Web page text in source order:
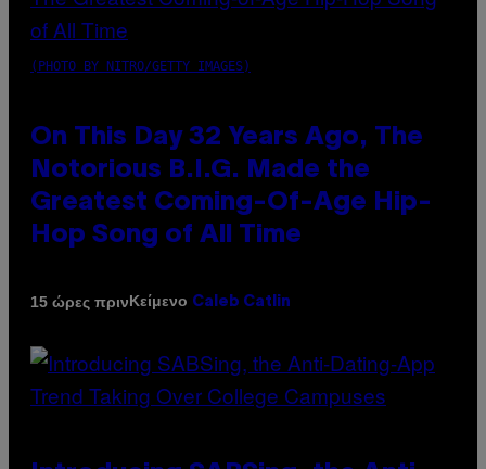
(PHOTO BY NITRO/GETTY IMAGES)
On This Day 32 Years Ago, The
Notorious B.I.G. Made the
Greatest Coming-Of-Age Hip-
Hop Song of All Time
15 ώρες πρινΚείμενο Caleb Catlin